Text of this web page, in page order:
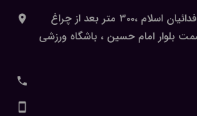
تهران، شهرری ، خیابان فدائیان اسلام ،300 متر بعد از چراغ
بلوار امام حسین ، باشگاه ورزشی